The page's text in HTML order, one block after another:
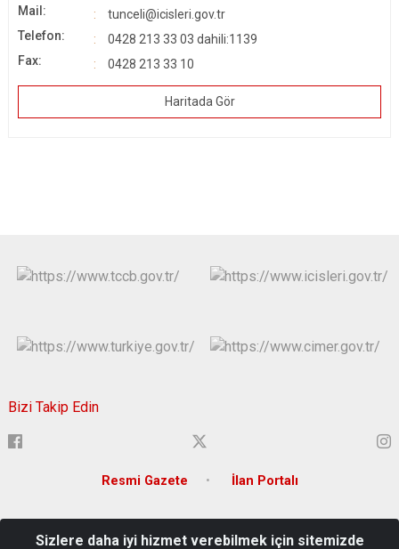
Mail:
tunceli@icisleri.gov.tr
Telefon:
0428 213 33 03 dahili:1139
Fax:
0428 213 33 10
Haritada Gör
Bizi Takip Edin
Resmi Gazete İlan Portalı
Türkiye Mail: tunceli@icisleri.gov.tr
Sizlere daha iyi hizmet verebilmek için sitemizde